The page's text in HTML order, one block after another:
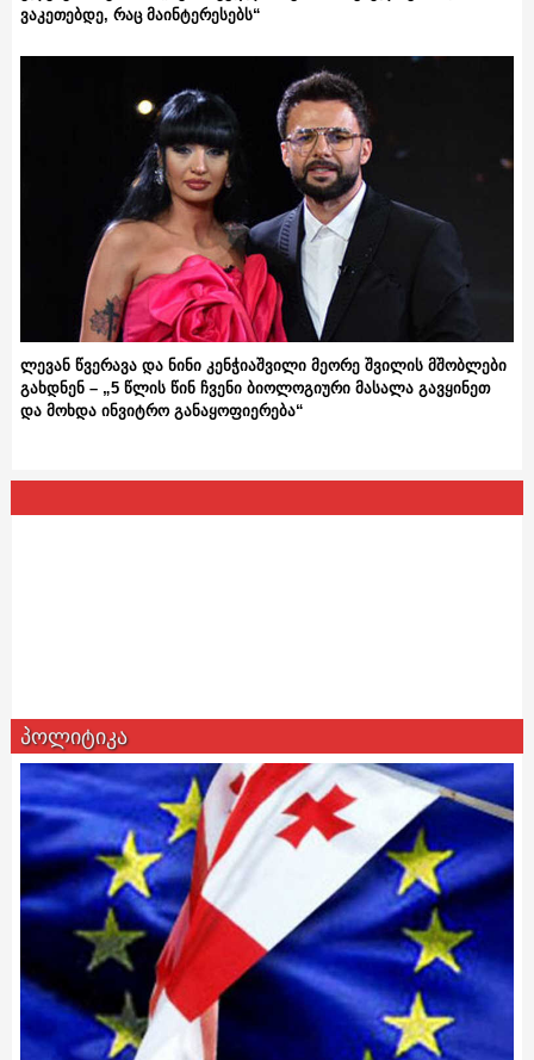
ვაკეთებდე, რაც მაინტერესებს“
ლევან წვერავა და ნინი კენჭიაშვილი მეორე შვილის მშობლები
გახდნენ – „5 წლის წინ ჩვენი ბიოლოგიური მასალა გავყინეთ
და მოხდა ინვიტრო განაყოფიერება“
პოლიტიკა